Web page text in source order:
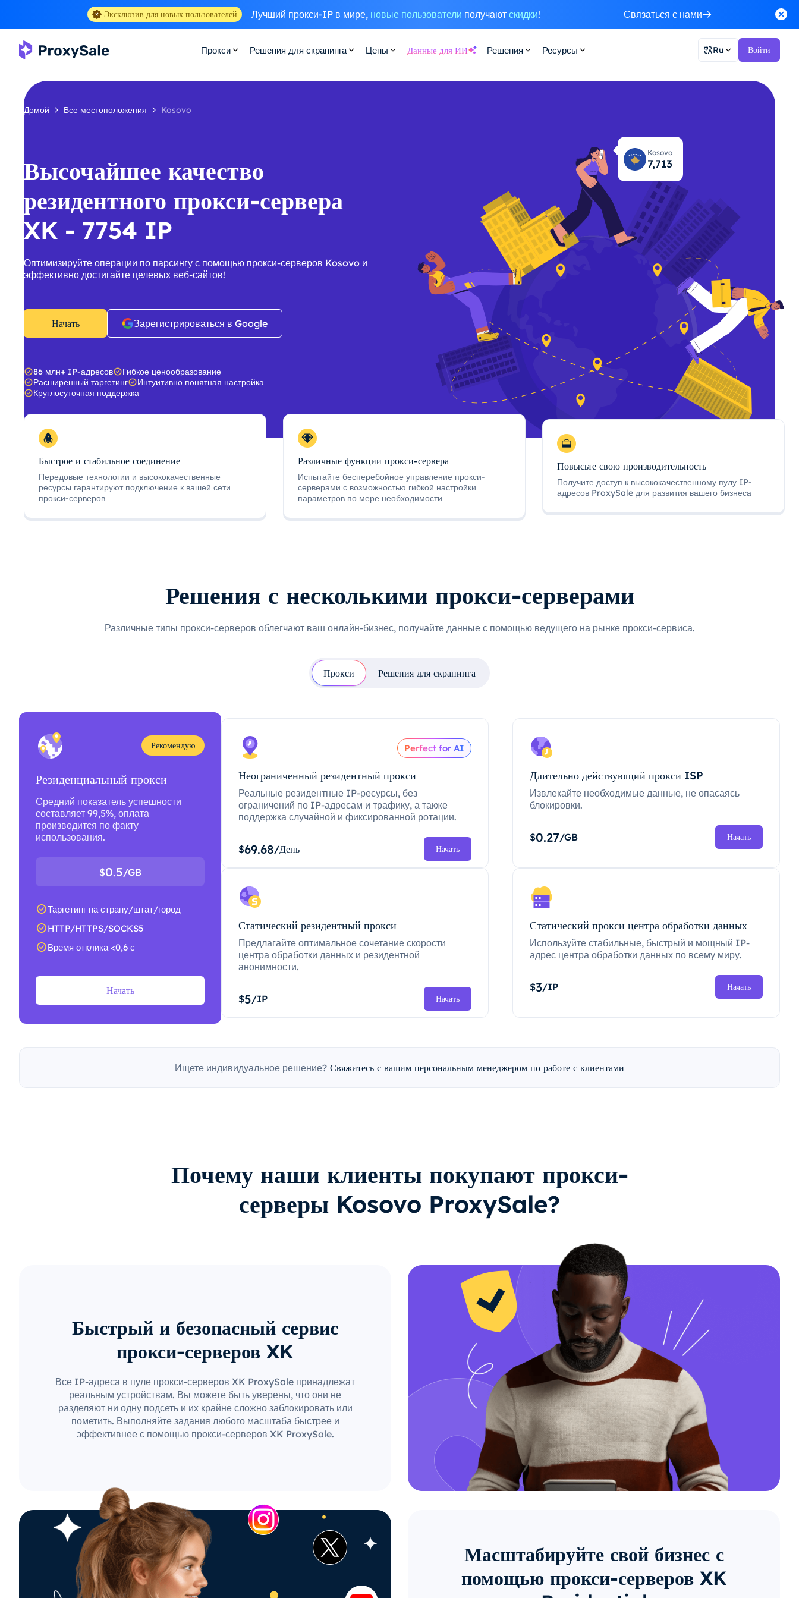
Эксклюзив для новых пользователей Лучший прокси-IP в мире, новые пользователи получают скидки! Связаться с нами
Прокси Решения для скрапинга Цены Данные для ИИ Решения Ресурсы Ru Войти
Домой Все местоположения Kosovo
Высочайшее качество
резидентного прокси-сервера
XK - 7754 IP
Оптимизируйте операции по парсингу с помощью прокси-серверов Kosovo и
эффективно достигайте целевых веб-сайтов!
Начать Зарегистрироваться в Google
86 млн+ IP-адресов
Гибкое ценообразование
Расширенный таргетинг
Интуитивно понятная настройка
Круглосуточная поддержка
Kosovo
7,754
Быстрое и стабильное соединение
Передовые технологии и высококачественные
ресурсы гарантируют подключение к вашей сети
прокси-серверов
Различные функции прокси-сервера
Испытайте бесперебойное управление прокси-
серверами с возможностью гибкой настройки
параметров по мере необходимости
Повысьте свою производительность
Получите доступ к высококачественному пулу IP-
адресов ProxySale для развития вашего бизнеса
Решения с несколькими прокси-серверами
Различные типы прокси-серверов облегчают ваш онлайн-бизнес, получайте данные с помощью ведущего на рынке прокси-сервиса.
Прокси Решения для скрапинга
Рекомендую
Резиденциальный прокси
Средний показатель успешности
составляет 99,5%, оплата
производится по факту
использования.
$0.5/GB
Таргетинг на страну/штат/город
HTTP/HTTPS/SOCKS5
Время отклика <0,6 с
Начать
Perfect for AI
Неограниченный резидентный прокси
Реальные резидентные IP-ресурсы, без
ограничений по IP-адресам и трафику, а также
поддержка случайной и фиксированной ротации.
$69.68/День Начать
Длительно действующий прокси ISP
Извлекайте необходимые данные, не опасаясь
блокировки.
$0.27/GB Начать
Статический резидентный прокси
Предлагайте оптимальное сочетание скорости
центра обработки данных и резидентной
анонимности.
$5/IP Начать
Статический прокси центра обработки данных
Используйте стабильные, быстрый и мощный IP-
адрес центра обработки данных по всему миру.
$3/IP Начать
Ищете индивидуальное решение? Свяжитесь с вашим персональным менеджером по работе с клиентами
Почему наши клиенты покупают прокси-
серверы Kosovo ProxySale?
Быстрый и безопасный сервис
прокси-серверов XK
Все IP-адреса в пуле прокси-серверов XK ProxySale принадлежат
реальным устройствам. Вы можете быть уверены, что они не
разделяют ни одну подсеть и их крайне сложно заблокировать или
пометить. Выполняйте задания любого масштаба быстрее и
эффективнее с помощью прокси-серверов XK ProxySale.
Масштабируйте свой бизнес с
помощью прокси-серверов XK